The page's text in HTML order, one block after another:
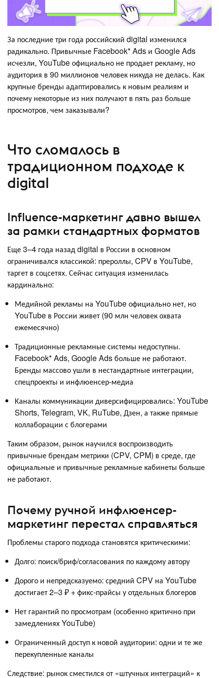
За последние три года российский digital изменился
радикально. Привычные Facebook* Ads и Google Ads
исчезли, YouTube официально не продает рекламу, но
аудитория в 90 миллионов человек никуда не делась. Как
крупные бренды адаптировались к новым реалиям и
почему некоторые из них получают в пять раз больше
просмотров, чем заказывали?
Что сломалось в
традиционном подходе к
digital
Influence-маркетинг давно вышел
за рамки стандартных форматов
Еще 3–4 года назад digital в России в основном
ограничивался классикой: прероллы, CPV в YouTube,
таргет в соцсетях. Сейчас ситуация изменилась
кардинально:
Медийной рекламы на YouTube официально нет, но
YouTube в России живет (90 млн человек охвата
ежемесячно)
Традиционные рекламные системы недоступны.
Facebook* Ads, Google Ads больше не работают.
Бренды массово ушли в нестандартные интеграции,
спецпроекты и инфлюенсер-медиа
Каналы коммуникации диверсифицировались: YouTube
Shorts, Telegram, VK, RuTube, Дзен, а также прямые
коллаборации с блогерами
Таким образом, рынок научился воспроизводить
привычные брендам метрики (CPV, CPM) в среде, где
официальные и привычные рекламные кабинеты больше
не работают.
Почему ручной инфлюенсер-
маркетинг перестал справляться
Проблемы старого подхода становятся критическими:
Долго: поиск/бриф/согласования по каждому автору
Дорого и непредсказуемо: средний CPV на YouTube
достигает 2–3 ₽ + фикс-прайсы у отдельных блогеров
Нет гарантий по просмотрам (особенно критично при
замедлениях YouTube)
Ограниченный доступ к новой аудитории: одни и те же
перекупленные каналы
Следствие: рынок сместился от «штучных интеграций» к